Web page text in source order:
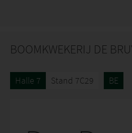
BOOMKWEKERIJ DE
Halle 7 Stand 7C29 BE